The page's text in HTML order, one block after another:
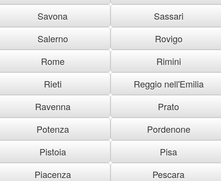
Savona
Sassari
Salerno
Rovigo
Rome
Rimini
Rieti
Reggio nell'Emilia
Ravenna
Prato
Potenza
Pordenone
Pistoia
Pisa
Piacenza
Pescara